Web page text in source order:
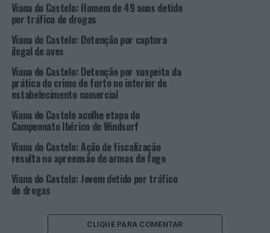
dancehallpor Eduarda Silva. Nessa tarde, às 17h30, a
cidade é palco da 1ª edição da Corrida de Carnaval e, das
16h00 às 19h00, será promovida, na praça, animação
infantil com
criação de espadas e varinhas de condão.
Nessa noite, a partir das 22h00, Concurso de Máscaras e
DJ’sna Praça da República. Este concurso é dirigido a
grupos de cinco ou mais elementos, devidamente
mascarados, devendo a inscrição ser feita até às 16h00
de 17 de fevereiro, após consulta do regulamento
receberá 750 euros, o segundo prémio um valor de 500
euros e o terceiro lugar terá direito a 250 euros.
No domingo, dia 19, animação infantil com
Viana do Castelo: Homem de 49 anos detido
por tráfico de drogas
Viana do Castelo: Detenção por captura
ilegal de aves
Viana do Castelo: Detenção por suspeita da
prática do crime de furto no interior de
estabelecimento comercial
Viana do Castelo acolhe etapa do
Campeonato Ibérico de Windsurf
Viana do Castelo: Ação de fiscalização
resulta na apreensão de armas de fogo
Viana do Castelo: Jovem detido por tráfico
de drogas
CLIQUE PARA COMENTAR